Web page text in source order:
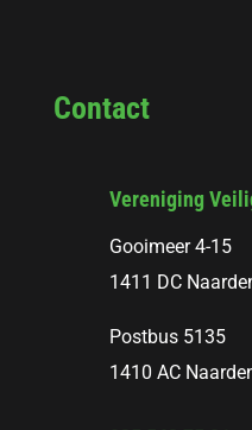
Contact
Vereniging
Gooimeer 4-15
1411 DC
Postbus 5135
1410 AC